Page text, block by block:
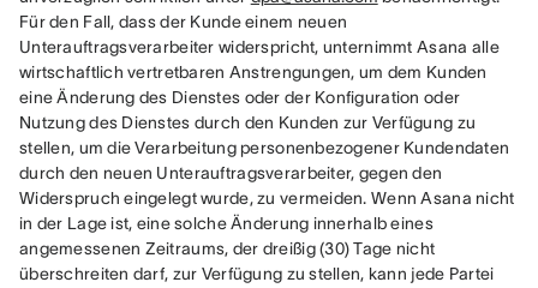
Für den Fall, dass der Kunde einem neuen
Unterauftragsverarbeiter widerspricht, unternimmt Asana alle
wirtschaftlich vertretbaren Anstrengungen, um dem Kunden
eine Änderung des Dienstes oder der Konfiguration oder
Nutzung des Dienstes durch den Kunden zur Verfügung zu
stellen, um die Verarbeitung personenbezogener Kundendaten
durch den neuen Unterauftragsverarbeiter, gegen den
Widerspruch eingelegt wurde, zu vermeiden. Wenn Asana nicht
in der Lage ist, eine solche Änderung innerhalb eines
angemessenen Zeitraums, der dreißig (30) Tage nicht
überschreiten darf, zur Verfügung zu stellen, kann jede Partei